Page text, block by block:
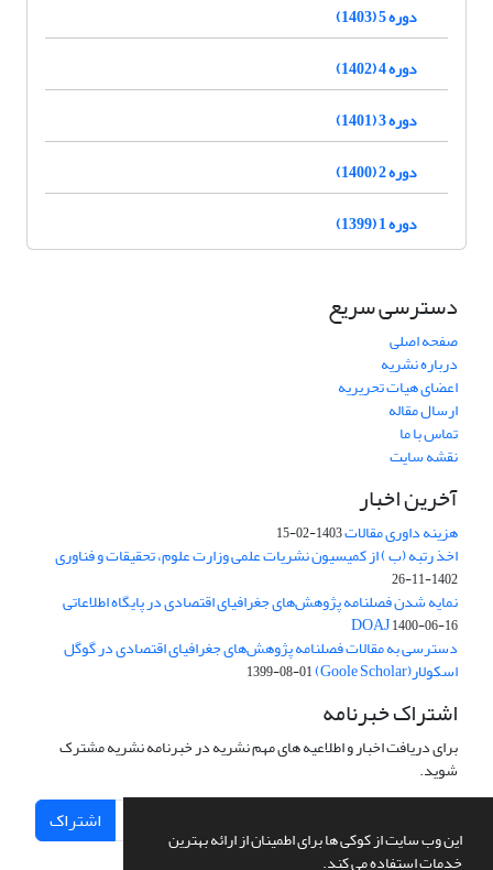
این وب سایت از کوکی ها برای اطمینان از ارائه بهترین
خدمات استفاده می کند.
دوره 5 (1403)
دوره 4 (1402)
دوره 3 (1401)
دوره 2 (1400)
دوره 1 (1399)
دسترسی سریع
صفحه اصلی
درباره نشریه
اعضای هیات تحریریه
ارسال مقاله
تماس با ما
نقشه سایت
آخرین اخبار
هزینه داوری مقالات1403-02-15
اخذ رتبه (ب ) از کمیسیون نشریات علمی وزارت علوم، تحقیقات و فناوری
1402-11-26
نمایه شدن فصلنامه پژوهش‌های جغرافیای اقتصادی در پایگاه اطلاعاتی
DOAJ1400-06-16
دسترسی به مقالات فصلنامه پژوهش‌های جغرافیای اقتصادی در گوگل
اسکولار(Goole Scholar) 1399-08-01
اشتراک خبرنامه
برای دریافت اخبار و اطلاعیه های مهم نشریه در خبرنامه نشریه مشترک
شوید.
اشتراک